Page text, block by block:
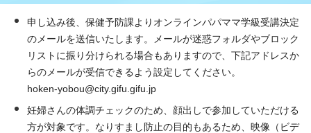
申し込み後、保健予防課よりオンラインパパママ学級受講決定
のメールを送信いたします。メールが迷惑フォルダやブロック
リストに振り分けられる場合もありますので、下記アドレスか
らのメールが受信できるよう設定してください。
hoken-yobou@city.gifu.gifu.jp
妊婦さんの体調チェックのため、顔出しで参加していただける
方が対象です。なりすまし防止の目的もあるため、映像（ビデ